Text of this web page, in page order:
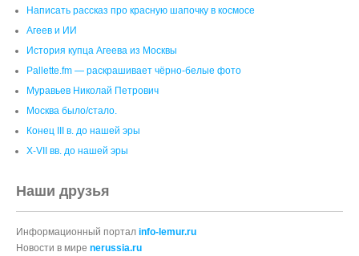
Написать рассказ про красную шапочку в космосе
Агеев и ИИ
История купца Агеева из Москвы
Pallette.fm — раскрашивает чёрно‑белые фото
Муравьев Николай Петрович
Москва было/стало.
Конец III в. до нашей эры
X-VII вв. до нашей эры
Наши друзья
Информационный портал info-lemur.ru
Новости в мире nerussia.ru